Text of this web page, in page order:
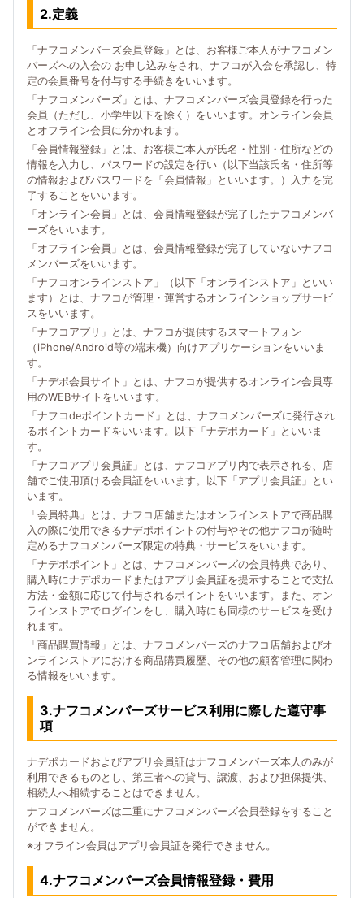
2.定義
「ナフコメンバーズ会員登録」とは、お客様ご本人がナフコメン
バーズへの入会の お申し込みをされ、ナフコが入会を承認し、特
定の会員番号を付与する手続きをいいます。
「ナフコメンバーズ」とは、ナフコメンバーズ会員登録を行った
会員（ただし、小学生以下を除く）をいいます。オンライン会員
とオフライン会員に分かれます。
「会員情報登録」とは、お客様ご本人が氏名・性別・住所などの
情報を入力し、パスワードの設定を行い（以下当該氏名・住所等
の情報およびパスワードを「会員情報」といいます。）入力を完
了することをいいます。
「オンライン会員」とは、会員情報登録が完了したナフコメンバ
ーズをいいます。
「オフライン会員」とは、会員情報登録が完了していないナフコ
メンバーズをいいます。
「ナフコオンラインストア」（以下「オンラインストア」といい
ます）とは、ナフコが管理・運営するオンラインショップサービ
スをいいます。
「ナフコアプリ」とは、ナフコが提供するスマートフォン
（iPhone/Android等の端末機）向けアプリケーションをいいま
す。
「ナデポ会員サイト」とは、ナフコが提供するオンライン会員専
用のWEBサイトをいいます。
「ナフコdeポイントカード」とは、ナフコメンバーズに発行され
るポイントカードをいいます。以下「ナデポカード」といいま
す。
「ナフコアプリ会員証」とは、ナフコアプリ内で表示される、店
舗でご使用頂ける会員証をいいます。以下「アプリ会員証」とい
います。
「会員特典」とは、ナフコ店舗またはオンラインストアで商品購
入の際に使用できるナデポポイントの付与やその他ナフコが随時
定めるナフコメンバーズ限定の特典・サービスをいいます。
「ナデポポイント」とは、ナフコメンバーズの会員特典であり、
購入時にナデポカードまたはアプリ会員証を提示することで支払
方法・金額に応じて付与されるポイントをいいます。また、オン
ラインストアでログインをし、購入時にも同様のサービスを受け
れます。
「商品購買情報」とは、ナフコメンバーズのナフコ店舗およびオ
ンラインストアにおける商品購買履歴、その他の顧客管理に関わ
る情報をいいます。
3.ナフコメンバーズサービス利用に際した遵守事
項
ナデポカードおよびアプリ会員証はナフコメンバーズ本人のみが
利用できるものとし、第三者への貸与、譲渡、および担保提供、
相続人へ相続することはできません。
ナフコメンバーズは二重にナフコメンバーズ会員登録をすること
ができません。
※オフライン会員はアプリ会員証を発行できません。
4.ナフコメンバーズ会員情報登録・費用